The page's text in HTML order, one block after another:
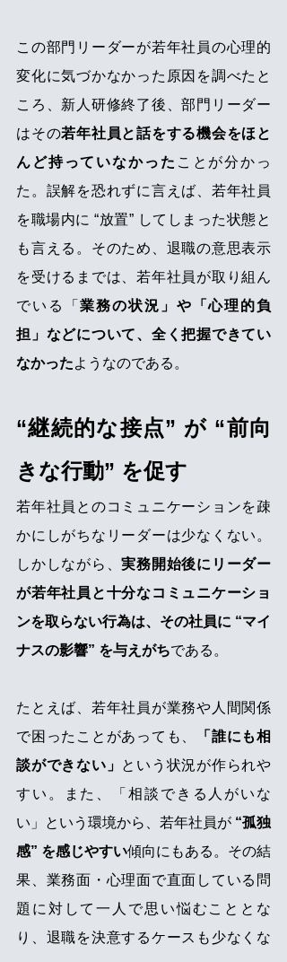
この部門リーダーが若年社員の心理的
変化に気づかなかった原因を調べたと
ころ、新人研修終了後、部門リーダー
はその若年社員と話をする機会をほと
んど持っていなかった ことが分かっ
た。誤解を恐れずに言えば、若年社員
を職場内に “放置” してしまった状態と
も言える。そのため、退職の意思表示
を受けるまでは、若年社員が取り組ん
でいる「業務の状況」や「心理的負
担」などについて、全く把握できてい
なかったようなのである。
“継続的な接点” が “前向
きな行動” を促す
若年社員とのコミュニケーションを疎
かにしがちなリーダーは少なくない。
しかしながら、実務開始後にリーダー
が若年社員と十分なコミュニケーショ
ンを取らない行為は、その社員に “マイ
ナスの影響” を与えがちである。
たとえば、若年社員が業務や人間関係
で困ったことがあっても、
「誰にも相
談ができない」 という状況が作られや
すい。また、「相談できる人がいな
い」という環境から、若年社員が “孤独
感” を感じやすい傾向にもある。その結
果、業務面・心理面で直面している問
題に対して一人で思い悩むこととな
り、退職を決意するケースも少なくな